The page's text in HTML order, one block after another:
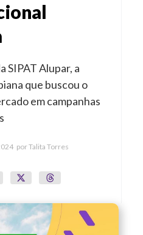
SIPAT Alupar, a
que buscou o
em campanhas
porTalita Torres